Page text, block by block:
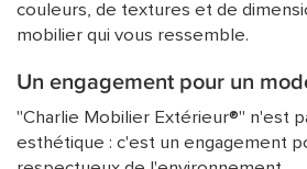
couleurs, de textures et de
mobilier qui vous ressemble.
Un engagement pour un
"Charlie Mobilier Extérieur®" n'est
esthétique : c'est un engagement